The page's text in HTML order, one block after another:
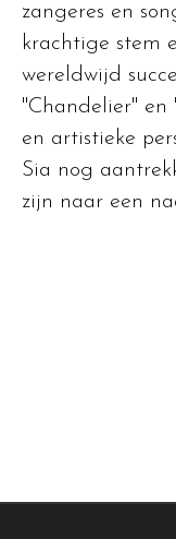
zangeres en
krachtige stem
wereldwijd
"Chandelier" en
en artistieke
Sia nog
zijn naar een